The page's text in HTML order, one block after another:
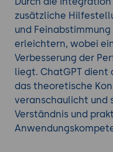
zusätzliche
und
erleichtern, wobei
Verbesserung der
liegt. ChatGPT dient
das theoretische
veranschaulicht und
Verständnis und